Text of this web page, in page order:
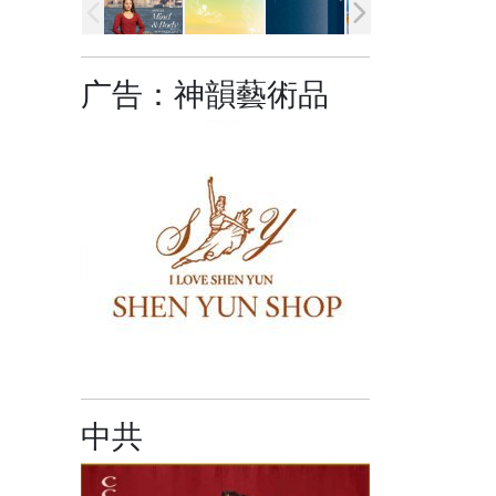
广告：神韻藝術品
中共